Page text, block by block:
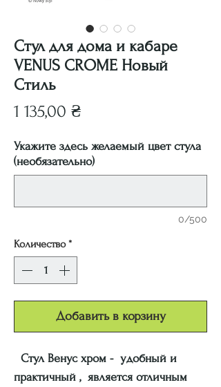
Стул для дома и кабаре
VENUS CROME Новый
Стиль
1 135,00 ₴Цена
Укажите здесь желаемый цвет стула
(необязательно)
0/500
Количество *
Добавить в корзину
Стул Венус хром - удобный и
практичный , является отличным